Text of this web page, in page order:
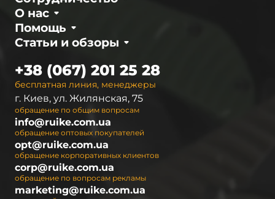
О нас
Статьи и обзоры
Помощь
бесплатная линия, менеджеры
+38 (067) 201 25 28
г. Киев, ул. Жилянская, 75
обращение по общим вопросам
info@ruike.com.ua
обращение оптовых покупателей
opt@ruike.com.ua
обращение корпоративных клиентов
corp@ruike.com.ua
обращение по вопросам рекламы
marketing@ruike.com.ua